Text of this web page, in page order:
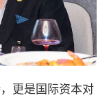
更是国际资本对